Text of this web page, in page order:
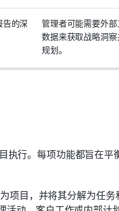
的深
管理者可能需要外
数据来获取战略洞
规划。
执行。每项功能都旨在平
项目，并将其分解为任务